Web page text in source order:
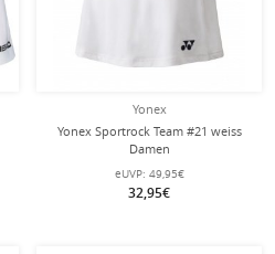
Yonex
Yonex Sportrock Team #21 weiss
Damen
eUVP: 49,95€
32,95€